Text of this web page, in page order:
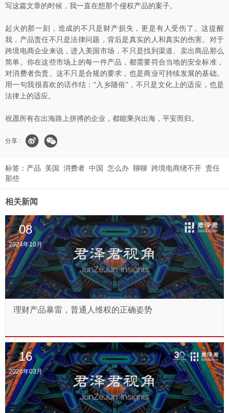
写这篇文章的时候，我一直在想那个侵权产品的案子。
起火的那一刻，造成的不只是财产损失，更是有人受伤了。这提醒
我，产品责任不只是法律问题，背后是真实的人和真实的伤害。对于
跨境电商企业来说，进入美国市场，不只是找到渠道、卖出商品那么
简单。你在这些市场上的每一件产品，都需要符合当地的安全标准，
对消费者负责。这不只是合规的要求，也是商业可持续发展的基础。
用一句我很喜欢的话作结："入乡随俗"，不只是文化上的适应，也是
法律上的适应。
祝愿所有在出海路上拼搏的企业，都能乘兴出海，平安而归。
分享 :
标签： 产品 美国 消费者 中国 怎么办 聊聊 跨境电商绕不开 责任
那些
相关新闻
08
2024年10月
理财产品暴雷，普通人维权的正确姿势
16
2026年03月